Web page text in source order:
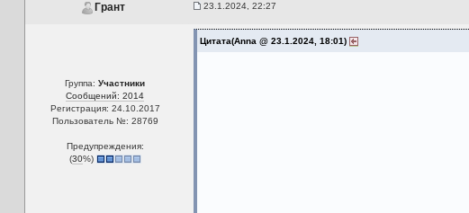
Грант 23.1.2024, 22:27
Группа:Участники
Сообщений: 2014
Регистрация: 24.10.2017
Пользователь №: 28769
Предупреждения:
(30%)
Цитата(Anna @ 23.1.2024, 18:01)